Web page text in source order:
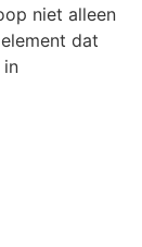
niet alleen
dat
in